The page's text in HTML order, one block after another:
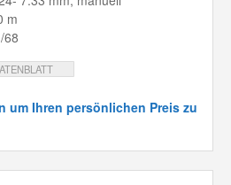
m
68
um Ihren persönlichen Preis zu